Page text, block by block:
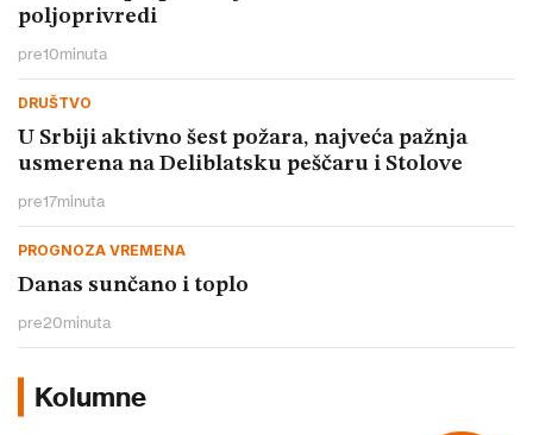
poljoprivredi
pre10minuta
DRUŠTVO
U Srbiji aktivno šest požara, najveća pažnja
usmerena na Deliblatsku peščaru i Stolove
pre17minuta
PROGNOZA VREMENA
Danas sunčano i toplo
pre20minuta
Kolumne